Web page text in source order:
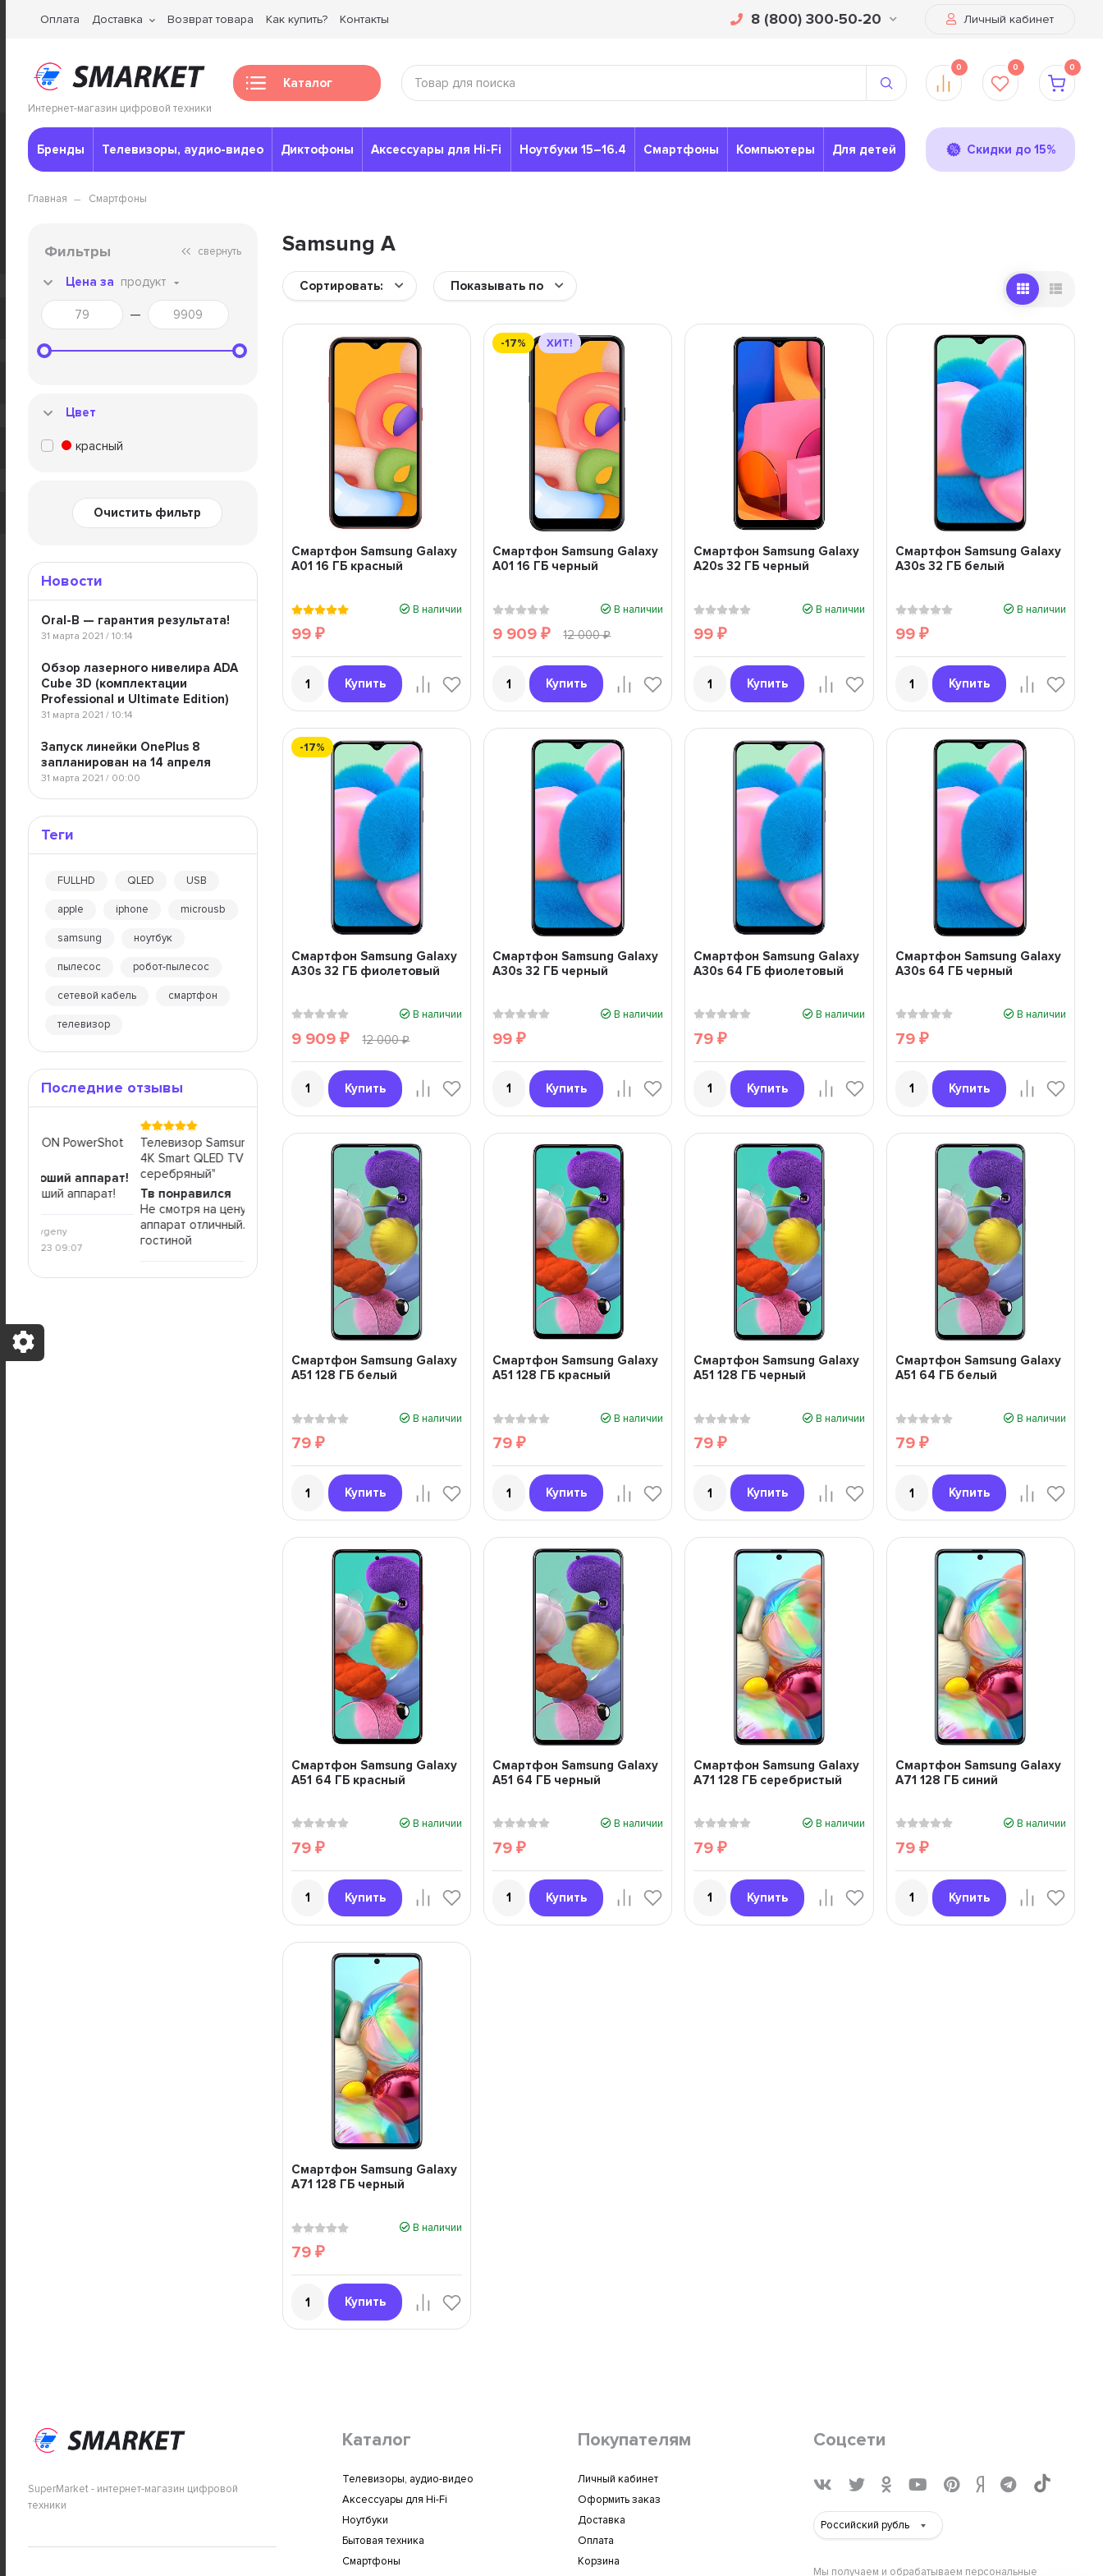
Оплата Доставка Возврат товара Как купить? Контакты 8 (800) 300-50-20 Личный кабинет
Интернет-магазин цифровой техники
Каталог
0 0 0
Бренды Телевизоры, аудио-видео Диктофоны Аксессуары для Hi-Fi Ноутбуки 15–16.4 Смартфоны Компьютеры Для детей Скидки до 15%
Главная Смартфоны
Фильтры свернуть
Цена за продукт
—
Цвет
красный
Очистить фильтр
Новости
Oral-B — гарантия результата!
31 марта 2021 / 10:14
Обзор лазерного нивелира ADA
Cube 3D (комплектации
Professional и Ultimate Edition)
31 марта 2021 / 10:14
Запуск линейки OnePlus 8
запланирован на 14 апреля
31 марта 2021 / 00:00
Теги
FULLHD QLED USB
apple iphone microusb
samsung ноутбук
пылесос робот-пылесос
сетевой кабель смартфон
телевизор
Последние отзывы
Телевизор Samsung 49 серия 6
4K Smart QLED TV 2019 Q67R
серебряный"
Тв понравился
Не смотря на цену и размеры,
аппарат отличный. Стоит в
гостиной
Nikolaev Evgeny
Минимойка KARCHER К 2 basic
Моет плохо, не советую!
Nikolaev Evgeny
1 апреля 2021 08:22
Samsung A
Сортировать: Показывать по
Смартфон Samsung Galaxy
A01 16 ГБ красный
В наличии
99₽
Купить
-17% ХИТ!
Смартфон Samsung Galaxy
A01 16 ГБ черный
В наличии
9 909₽ 12 000₽
Купить
Смартфон Samsung Galaxy
A20s 32 ГБ черный
В наличии
99₽
Купить
Смартфон Samsung Galaxy
A30s 32 ГБ белый
В наличии
99 ₽
Купить
-17%
Смартфон Samsung Galaxy
A30s 32 ГБ фиолетовый
В наличии
9 909₽ 12 000₽
Купить
Смартфон Samsung Galaxy
A30s 32 ГБ черный
В наличии
99₽
Купить
Смартфон Samsung Galaxy
A30s 64 ГБ фиолетовый
В наличии
79₽
Купить
Смартфон Samsung Galaxy
A30s 64 ГБ черный
В наличии
79 ₽
Купить
Смартфон Samsung Galaxy
A51 128 ГБ белый
В наличии
79₽
Купить
Смартфон Samsung Galaxy
A51 128 ГБ красный
В наличии
79₽
Купить
Смартфон Samsung Galaxy
A51 128 ГБ черный
В наличии
79₽
Купить
Смартфон Samsung Galaxy
A51 64 ГБ белый
В наличии
79 ₽
Купить
Смартфон Samsung Galaxy
A51 64 ГБ красный
В наличии
79₽
Купить
Смартфон Samsung Galaxy
A51 64 ГБ черный
В наличии
79₽
Купить
Смартфон Samsung Galaxy
A71 128 ГБ серебристый
В наличии
79₽
Купить
Смартфон Samsung Galaxy
A71 128 ГБ синий
В наличии
79 ₽
Купить
Смартфон Samsung Galaxy
A71 128 ГБ черный
В наличии
79₽
Купить
SuperMarket - интернет-магазин цифровой
техники
Каталог
Телевизоры, аудио-видео
Аксессуары для Hi-Fi
Ноутбуки
Бытовая техника
Смартфоны
Покупателям
Личный кабинет
Оформить заказ
Доставка
Оплата
Корзина
Соцсети
Мы получаем и обрабатываем персональные